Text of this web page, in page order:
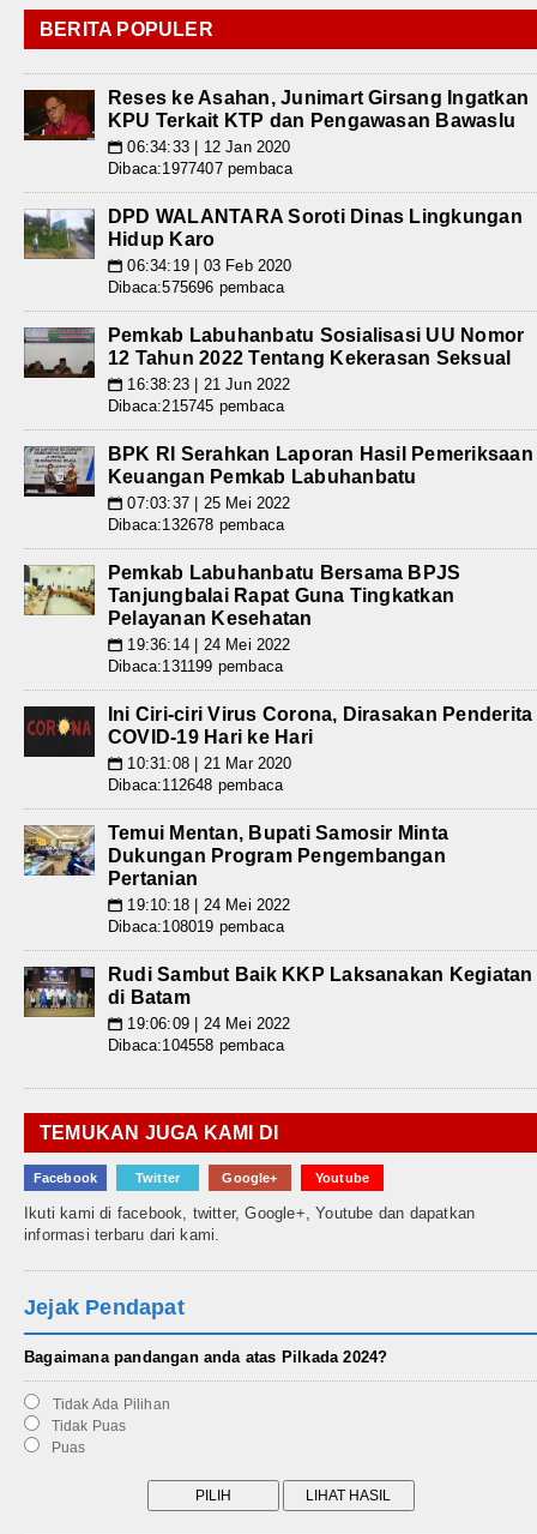
BERITA POPULER
Reses ke Asahan, Junimart Girsang Ingatkan
KPU Terkait KTP dan Pengawasan Bawaslu
📅 06:34:33 | 12 Jan 2020
Dibaca:1977407 pembaca
DPD WALANTARA Soroti Dinas Lingkungan
Hidup Karo
📅 06:34:19 | 03 Feb 2020
Dibaca:575696 pembaca
Pemkab Labuhanbatu Sosialisasi UU Nomor
12 Tahun 2022 Tentang Kekerasan Seksual
📅 16:38:23 | 21 Jun 2022
Dibaca:215745 pembaca
BPK RI Serahkan Laporan Hasil Pemeriksaan
Keuangan Pemkab Labuhanbatu
📅 07:03:37 | 25 Mei 2022
Dibaca:132678 pembaca
Pemkab Labuhanbatu Bersama BPJS
Tanjungbalai Rapat Guna Tingkatkan
Pelayanan Kesehatan
📅 19:36:14 | 24 Mei 2022
Dibaca:131199 pembaca
Ini Ciri-ciri Virus Corona, Dirasakan Penderita
COVID-19 Hari ke Hari
📅 10:31:08 | 21 Mar 2020
Dibaca:112648 pembaca
Temui Mentan, Bupati Samosir Minta
Dukungan Program Pengembangan
Pertanian
📅 19:10:18 | 24 Mei 2022
Dibaca:108019 pembaca
Rudi Sambut Baik KKP Laksanakan Kegiatan
di Batam
📅 19:06:09 | 24 Mei 2022
Dibaca:104558 pembaca
TEMUKAN JUGA KAMI DI
Facebook Twitter Google+ Youtube
Ikuti kami di facebook, twitter, Google+, Youtube dan dapatkan
informasi terbaru dari kami.
Jejak Pendapat
Bagaimana pandangan anda atas Pilkada 2024?
Tidak Ada Pilihan
Tidak Puas
Puas